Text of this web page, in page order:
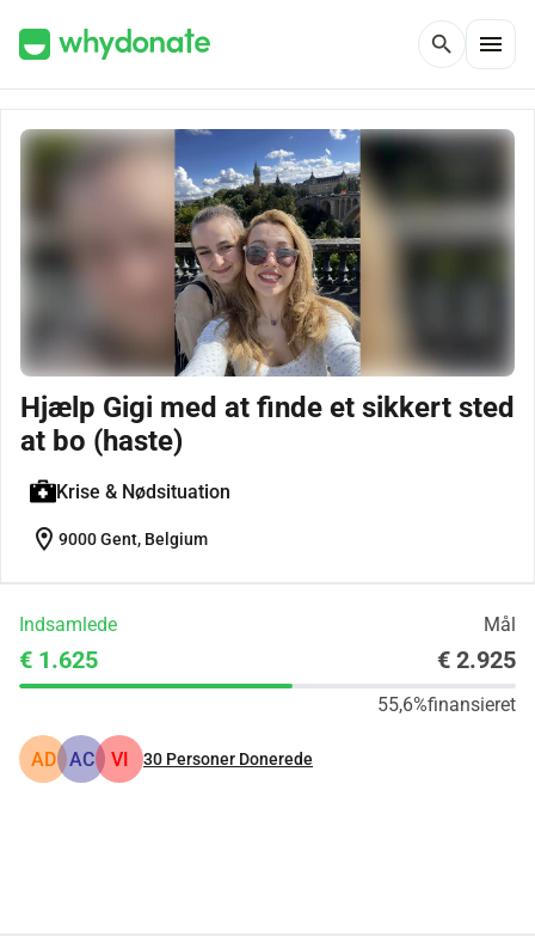
search menu
Hjælp Gigi med at finde et sikkert sted
at bo (haste)
Krise & Nødsituation
location_on 9000 Gent, Belgium
Indsamlede Mål
€ 1.625 € 2.925
55,6%finansieret
AD AC VI 30 Personer Donerede